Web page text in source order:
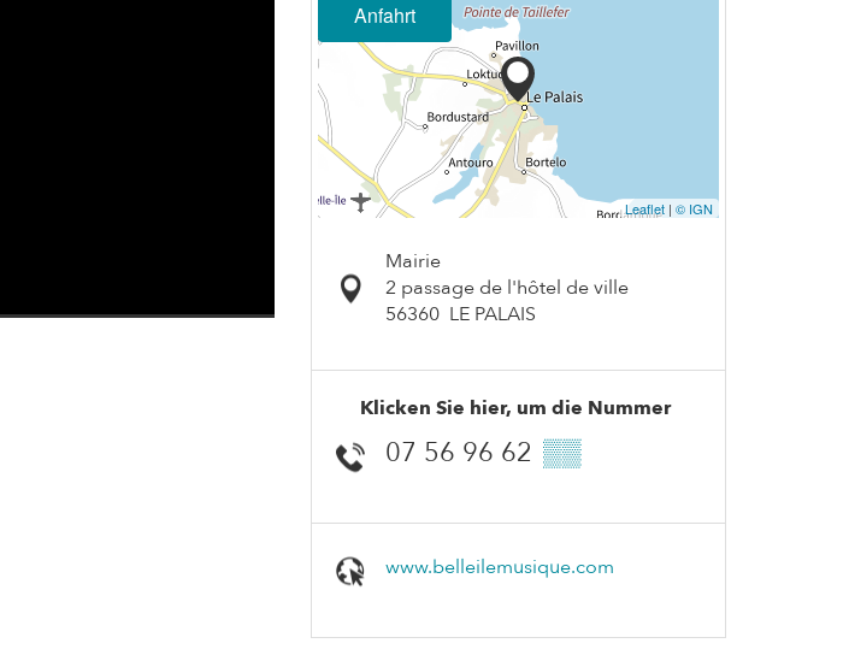
Anfahrt
Leaflet | © IGN
Mairie
2 passage de l'hôtel de ville
56360 LE PALAIS
Klicken Sie hier, um die Nummer
07 56 96 62 ▒▒
www.belleilemusique.com